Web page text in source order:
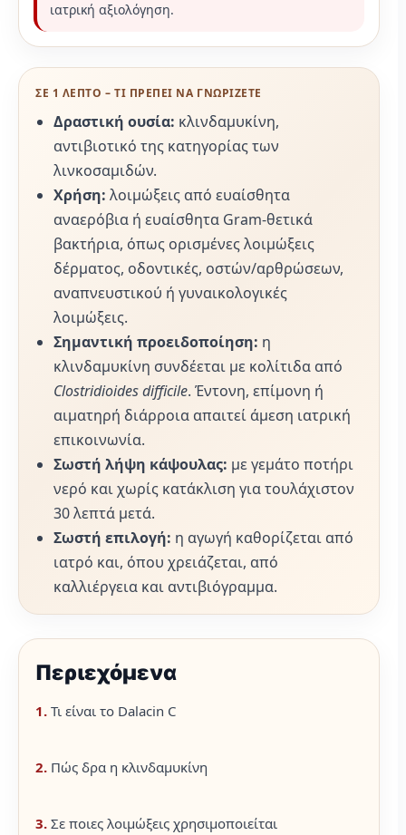
ιατρική αξιολόγηση.
ΣΕ 1 ΛΕΠΤΟ – ΤΙ ΠΡΕΠΕΙ ΝΑ ΓΝΩΡΙΖΕΤΕ
Δραστική ουσία: κλινδαμυκίνη,
αντιβιοτικό της κατηγορίας των
λινκοσαμιδών.
Χρήση: λοιμώξεις από ευαίσθητα
αναερόβια ή ευαίσθητα Gram-θετικά
βακτήρια, όπως ορισμένες λοιμώξεις
δέρματος, οδοντικές, οστών/αρθρώσεων,
αναπνευστικού ή γυναικολογικές
λοιμώξεις.
Σημαντική προειδοποίηση: η
κλινδαμυκίνη συνδέεται με κολίτιδα από
Clostridioides difficile. Έντονη, επίμονη ή
αιματηρή διάρροια απαιτεί άμεση ιατρική
επικοινωνία.
Σωστή λήψη κάψουλας: με γεμάτο ποτήρι
νερό και χωρίς κατάκλιση για τουλάχιστον
30 λεπτά μετά.
Σωστή επιλογή: η αγωγή καθορίζεται από
ιατρό και, όπου χρειάζεται, από
καλλιέργεια και αντιβιόγραμμα.
Περιεχόμενα
1. Τι είναι το Dalacin C
2. Πώς δρα η κλινδαμυκίνη
3. Σε ποιες λοιμώξεις χρησιμοποιείται